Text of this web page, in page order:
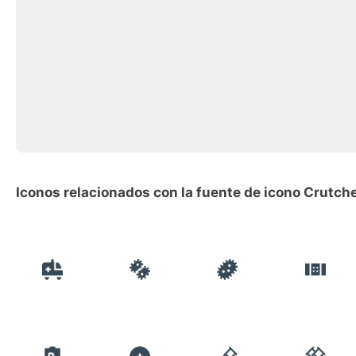
Iconos relacionados con la fuente de icono